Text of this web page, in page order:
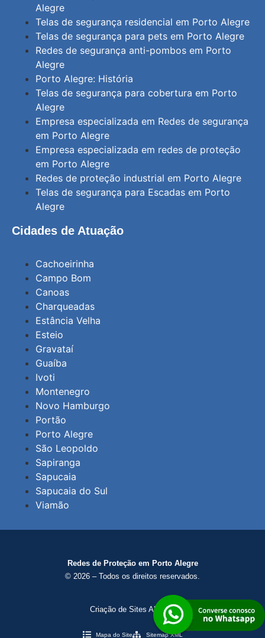
Alegre
Telas de segurança residencial em Porto Alegre
Telas de segurança para pets em Porto Alegre
Redes de segurança anti-pombos em Porto
Alegre
Porto Alegre: História
Telas de segurança para cobertura em Porto
Alegre
Empresa especializada em Redes de segurança
em Porto Alegre
Empresa especializada em redes de proteção
em Porto Alegre
Redes de proteção industrial em Porto Alegre
Telas de segurança para Escadas em Porto
Alegre
Cidades de Atuação
Cachoeirinha
Campo Bom
Canoas
Charqueadas
Estância Velha
Esteio
Gravataí
Guaíba
Ivoti
Montenegro
Novo Hamburgo
Portão
Porto Alegre
São Leopoldo
Sapiranga
Sapucaia
Sapucaia do Sul
Viamão
Redes de Proteção em Porto Alegre
© 2026 – Todos os direitos reservados.
Criação de Sites AltoSite
Mapa do Site Sitemap XML